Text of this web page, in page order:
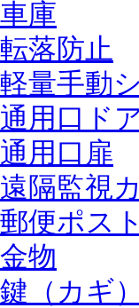
車庫
転落防止
軽量手動
通用口ド
通用口扉
遠隔監視
郵便ポスト
金物
鍵（カギ）